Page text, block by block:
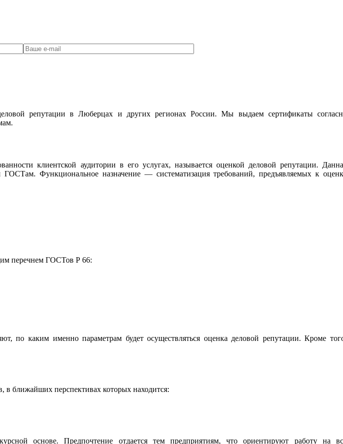
репутации в Люберцах и других регионах России. Мы выдаем сертификаты
клиентской аудитории в его услугах, называется оценкой деловой репутации.
Функциональное назначение — систематизация требований, предъявляемых к
перечнем ГОСТов Р 66:
по каким именно параметрам будет осуществляться оценка деловой репутации. Кроме
в ближайших перспективах которых находится:
основе. Предпочтение отдается тем предприятиям, что ориентируют работу на